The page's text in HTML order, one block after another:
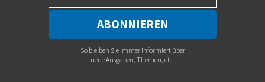
So bleiben Sie immer informiert über
neue Ausgaben, Themen, etc.